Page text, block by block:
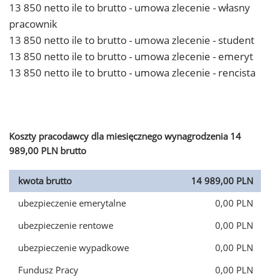
13 850 netto ile to brutto - umowa zlecenie - własny
pracownik
13 850 netto ile to brutto - umowa zlecenie - student
13 850 netto ile to brutto - umowa zlecenie - emeryt
13 850 netto ile to brutto - umowa zlecenie - rencista
Koszty pracodawcy dla miesięcznego wynagrodzenia 14
989,00 PLN brutto
kwota brutto
14 989,00 PLN
ubezpieczenie emerytalne
0,00 PLN
ubezpieczenie rentowe
0,00 PLN
ubezpieczenie wypadkowe
0,00 PLN
Fundusz Pracy
0,00 PLN